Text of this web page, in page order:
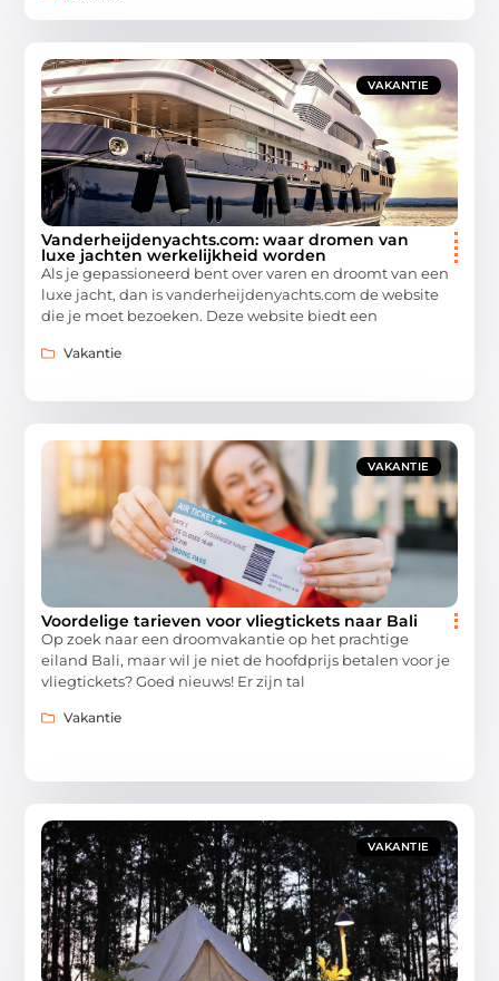
VAKANTIE
Vanderheijdenyachts.com: waar dromen van
luxe jachten werkelijkheid worden
Als je gepassioneerd bent over varen en droomt van een
luxe jacht, dan is vanderheijdenyachts.com de website
die je moet bezoeken. Deze website biedt een
Vakantie
VAKANTIE
Voordelige tarieven voor vliegtickets naar Bali
Op zoek naar een droomvakantie op het prachtige
eiland Bali, maar wil je niet de hoofdprijs betalen voor je
vliegtickets? Goed nieuws! Er zijn tal
Vakantie
VAKANTIE